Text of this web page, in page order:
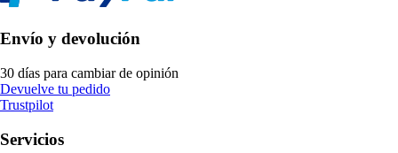
Envío y devolución
30 días para cambiar de opinión
Devuelve tu pedido
Trustpilot
Servicios